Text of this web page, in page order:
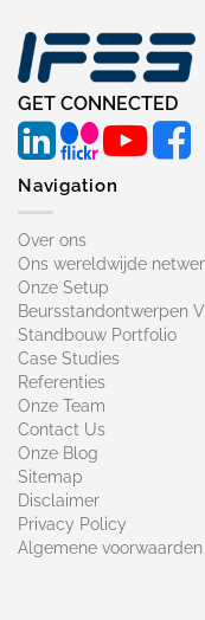
GET CONNECTED
Navigation
Over ons
Ons wereldwijde
Onze Setup
Beursstandontwerpen
Standbouw Portfolio
Case Studies
Referenties
Onze Team
Contact Us
Onze Blog
Sitemap
Disclaimer
Privacy Policy
Algemene voorwaarden